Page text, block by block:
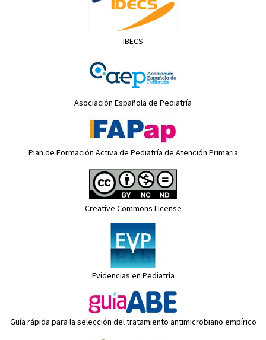
IBECS
Asociación Española de Pediatría
Plan de Formación Activa de Pediatría de Atención Primaria
Creative Commons License
Evidencias en Pediatría
Guía rápida para la selección del tratamiento antimicrobiano empírico